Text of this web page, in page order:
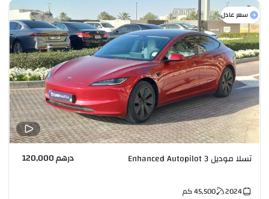
سعر عادل
تسلا موديل 3 Enhanced Autopilot درهم 120,000
2024
45,500كم